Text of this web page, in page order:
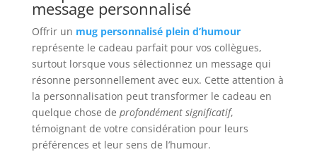
message personnalisé
Offrir un mug personnalisé plein d’humour
représente le cadeau parfait pour vos collègues,
surtout lorsque vous sélectionnez un message qui
résonne personnellement avec eux. Cette attention à
la personnalisation peut transformer le cadeau en
quelque chose de profondément significatif,
témoignant de votre considération pour leurs
préférences et leur sens de l’humour.